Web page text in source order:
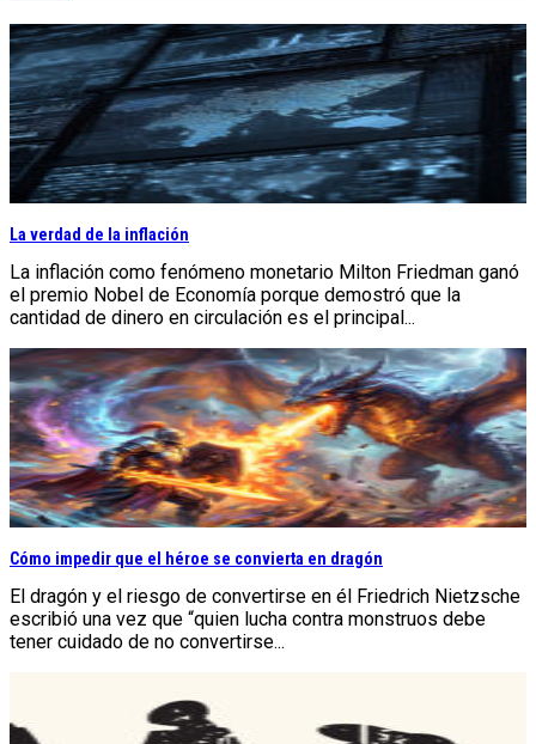
La verdad de la inflación
La inflación como fenómeno monetario Milton Friedman ganó
el premio Nobel de Economía porque demostró que la
cantidad de dinero en circulación es el principal...
Cómo impedir que el héroe se convierta en dragón
El dragón y el riesgo de convertirse en él Friedrich Nietzsche
escribió una vez que “quien lucha contra monstruos debe
tener cuidado de no convertirse...